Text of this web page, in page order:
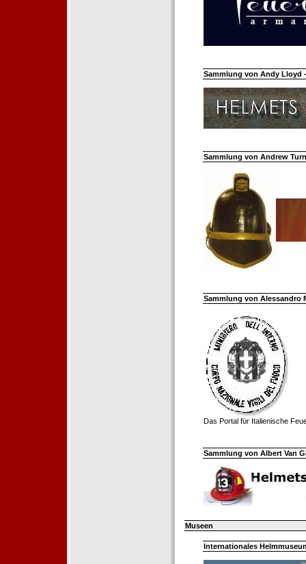
Sammlung von Andy Lloyd
Sammlung von Andrew
Sammlung von Alessandro
Das Portal für Italienische
Sammlung von Albert Van
Museen
Internationales